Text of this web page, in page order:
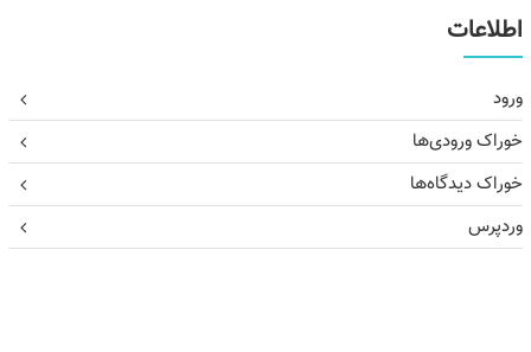
اطلاعات
ورود
خوراک ورودی‌ها
خوراک دیدگاه‌ها
وردپرس